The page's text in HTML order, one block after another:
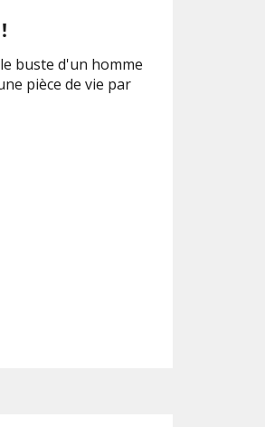
buste d'un homme
pièce de vie par